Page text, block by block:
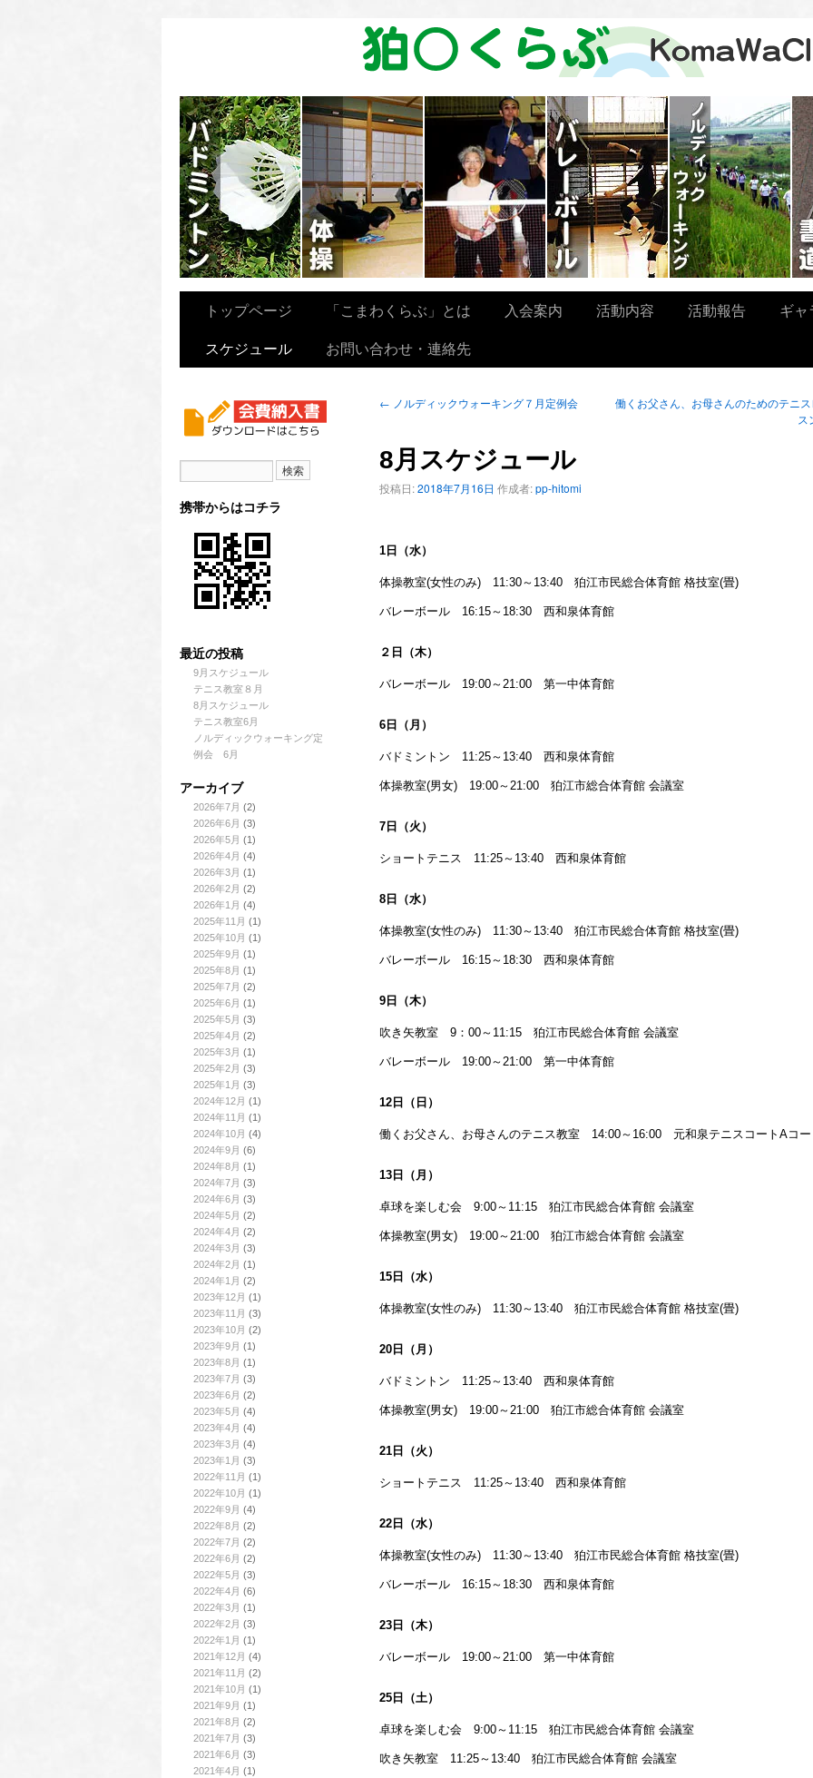
トップページ 「こまわくらぶ」とは 入会案内 活動内容 活動報告
ギャ
スケジュール
お問い合わせ・連絡先
携帯からはコチラ
最近の投稿
9月スケジュール
テニス教室８月
8月スケジュール
テニス教室6月
ノルディックウォーキング定
例会 6月
アーカイブ
2026年7月 (2)
2026年6月 (3)
2026年5月 (1)
2026年4月 (4)
2026年3月 (1)
2026年2月 (2)
2026年1月 (4)
2025年11月 (1)
2025年10月 (1)
2025年9月 (1)
2025年8月 (1)
2025年7月 (2)
2025年6月 (1)
2025年5月 (3)
2025年4月 (2)
2025年3月 (1)
2025年2月 (3)
2025年1月 (3)
2024年12月 (1)
2024年11月 (1)
2024年10月 (4)
2024年9月 (6)
2024年8月 (1)
2024年7月 (3)
2024年6月 (3)
2024年5月 (2)
2024年4月 (2)
2024年3月 (3)
2024年2月 (1)
2024年1月 (2)
2023年12月 (1)
2023年11月 (3)
2023年10月 (2)
2023年9月 (1)
2023年8月 (1)
2023年7月 (3)
2023年6月 (2)
2023年5月 (4)
2023年4月 (4)
2023年3月 (4)
2023年1月 (3)
2022年11月 (1)
2022年10月 (1)
2022年9月 (4)
2022年8月 (2)
2022年7月 (2)
2022年6月 (2)
2022年5月 (3)
2022年4月 (6)
2022年3月 (1)
2022年2月 (3)
2022年1月 (1)
2021年12月 (4)
2021年11月 (2)
2021年10月 (1)
2021年9月 (1)
2021年8月 (2)
2021年7月 (3)
2021年6月 (3)
2021年4月 (1)
← ノルディックウォーキング７月定例会
働くお父さん、お母さんのためのテニ
8月スケジュール
投稿日:2018年7月16日 作成者:pp-hitomi
1日（水）
体操教室(女性のみ) 11:30～13:40 狛江市民総合体育館 格技室(畳)
バレーボール 16:15～18:30 西和泉体育館
２日（木）
バレーボール 19:00～21:00 第一中体育館
6日（月）
バドミントン 11:25～13:40 西和泉体育館
体操教室(男女) 19:00～21:00 狛江市総合体育館 会議室
7日（火）
ショートテニス 11:25～13:40 西和泉体育館
8日（水）
体操教室(女性のみ) 11:30～13:40 狛江市民総合体育館 格技室(畳)
バレーボール 16:15～18:30 西和泉体育館
9日（木）
吹き矢教室 9：00～11:15 狛江市民総合体育館 会議室
バレーボール 19:00～21:00 第一中体育館
12日（日）
働くお父さん、お母さんのテニス教室 14:00～16:00 元和泉テニスコートAコー
13日（月）
卓球を楽しむ会 9:00～11:15 狛江市民総合体育館 会議室
体操教室(男女) 19:00～21:00 狛江市総合体育館 会議室
15日（水）
体操教室(女性のみ) 11:30～13:40 狛江市民総合体育館 格技室(畳)
20日（月）
バドミントン 11:25～13:40 西和泉体育館
体操教室(男女) 19:00～21:00 狛江市総合体育館 会議室
21日（火）
ショートテニス 11:25～13:40 西和泉体育館
22日（水）
体操教室(女性のみ) 11:30～13:40 狛江市民総合体育館 格技室(畳)
バレーボール 16:15～18:30 西和泉体育館
23日（木）
バレーボール 19:00～21:00 第一中体育館
25日（土）
卓球を楽しむ会 9:00～11:15 狛江市民総合体育館 会議室
吹き矢教室 11:25～13:40 狛江市民総合体育館 会議室